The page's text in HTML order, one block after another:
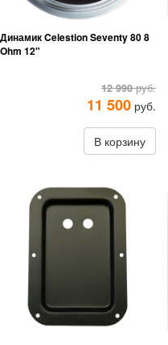
Динамик Celestion Seventy 80 8
Ohm 12"
12 990руб.
11 500 руб.
В корзину